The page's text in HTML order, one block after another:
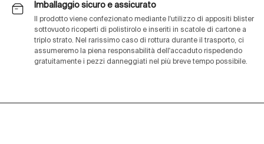
Imballaggio sicuro e assicurato
Il prodotto viene confezionato mediante l'utilizzo di appositi blister
sottovuoto ricoperti di polistirolo e inseriti in scatole di cartone a
triplo strato. Nel rarissimo caso di rottura durante il trasporto, ci
assumeremo la piena responsabilità dell'accaduto rispedendo
gratuitamente i pezzi danneggiati nel più breve tempo possibile.